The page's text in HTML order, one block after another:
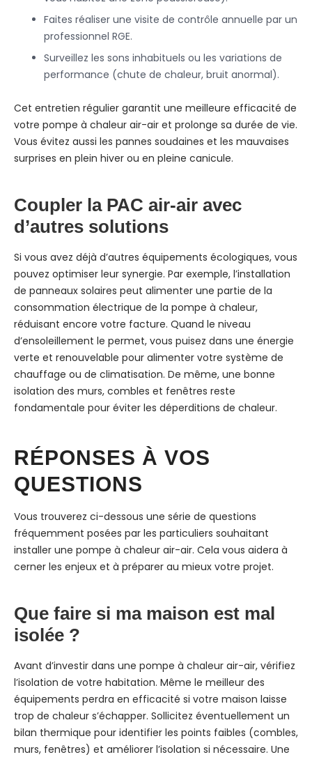
Faites réaliser une visite de contrôle annuelle par un
professionnel RGE.
Surveillez les sons inhabituels ou les variations de
performance (chute de chaleur, bruit anormal).
Cet entretien régulier garantit une meilleure efficacité de
votre pompe à chaleur air-air et prolonge sa durée de vie.
Vous évitez aussi les pannes soudaines et les mauvaises
surprises en plein hiver ou en pleine canicule.
Coupler la PAC air-air avec
d’autres solutions
Si vous avez déjà d’autres équipements écologiques, vous
pouvez optimiser leur synergie. Par exemple, l’installation
de panneaux solaires peut alimenter une partie de la
consommation électrique de la pompe à chaleur,
réduisant encore votre facture. Quand le niveau
d’ensoleillement le permet, vous puisez dans une énergie
verte et renouvelable pour alimenter votre système de
chauffage ou de climatisation. De même, une bonne
isolation des murs, combles et fenêtres reste
fondamentale pour éviter les déperditions de chaleur.
RÉPONSES À VOS
QUESTIONS
Vous trouverez ci-dessous une série de questions
fréquemment posées par les particuliers souhaitant
installer une pompe à chaleur air-air. Cela vous aidera à
cerner les enjeux et à préparer au mieux votre projet.
Que faire si ma maison est mal
isolée ?
Avant d’investir dans une pompe à chaleur air-air, vérifiez
l’isolation de votre habitation. Même le meilleur des
équipements perdra en efficacité si votre maison laisse
trop de chaleur s’échapper. Sollicitez éventuellement un
bilan thermique pour identifier les points faibles (combles,
murs, fenêtres) et améliorer l’isolation si nécessaire. Une